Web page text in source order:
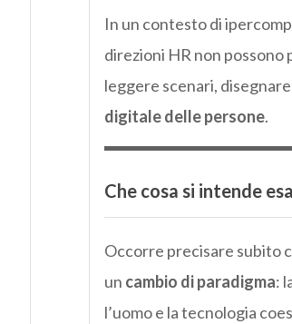
In un contesto di
direzioni HR non
leggere scenari,
digitale delle persone.
Che cosa si intende
Occorre precisare subito
un cambio di paradigma:
l’uomo e la tecnologia